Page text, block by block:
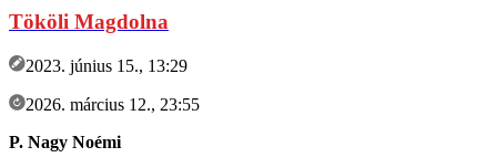
Tököli Magdolna
2023. június 15., 13:29
2026. március 12., 23:55
P. Nagy Noémi